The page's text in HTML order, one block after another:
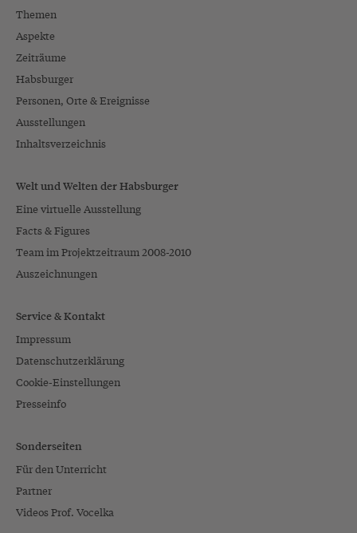
Themen
Aspekte
Zeiträume
Habsburger
Personen, Orte & Ereignisse
Ausstellungen
Inhaltsverzeichnis
Welt und Welten der Habsburger
Eine virtuelle Ausstellung
Facts & Figures
Team im Projektzeitraum 2008-2010
Auszeichnungen
Service & Kontakt
Impressum
Datenschutzerklärung
Cookie-Einstellungen
Presseinfo
Sonderseiten
Für den Unterricht
Partner
Videos Prof. Vocelka